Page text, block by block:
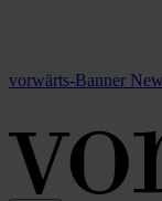
vorwärts-Banner